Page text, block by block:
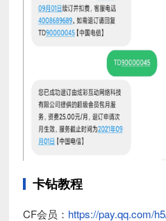
卡钻教程
CF会员： https://pay.qq.com/